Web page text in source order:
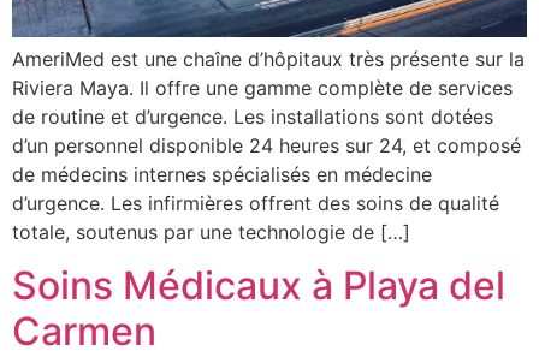
AmeriMed est une chaîne d’hôpitaux très présente sur la
Riviera Maya. Il offre une gamme complète de services
de routine et d’urgence. Les installations sont dotées
d’un personnel disponible 24 heures sur 24, et composé
de médecins internes spécialisés en médecine
d’urgence. Les infirmières offrent des soins de qualité
totale, soutenus par une technologie de […]
Soins Médicaux à Playa del
Carmen